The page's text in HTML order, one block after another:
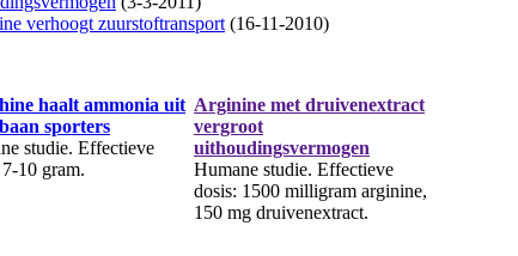
verhoogt zuurstoftransport (16-11-2010)
haalt ammonia uit
sporters
studie. Effectieve
10 gram.
Arginine met druivenextract
vergroot
uithoudingsvermogen
Humane studie. Effectieve
dosis: 1500 milligram arginine,
150 mg druivenextract.